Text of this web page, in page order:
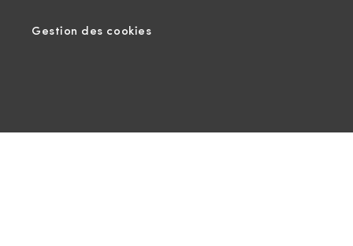
Gestion des cookies